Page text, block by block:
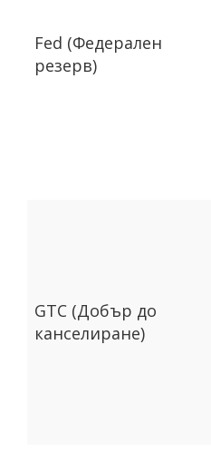
Fed (Федерален
резерв)
GTC (Добър до
канселиране)